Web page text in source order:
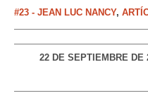
#23 - JEAN LUC NANCY,
22 DE SEPTIEMBRE DE